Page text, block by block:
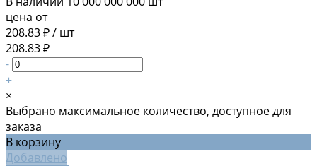
цена от
208.83 ₽/ шт
208.83 ₽
-
+
×
Выбрано максимальное количество, доступное для
заказа
В корзину
Добавлено